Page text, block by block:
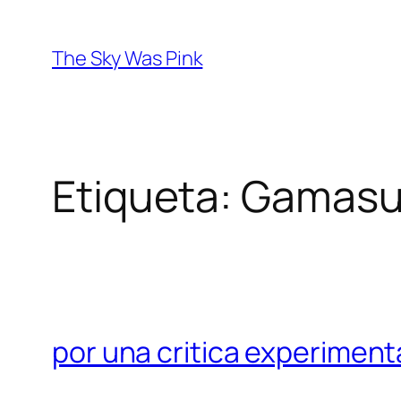
contenido
The Sky Was Pink
Etiqueta:
por una critica